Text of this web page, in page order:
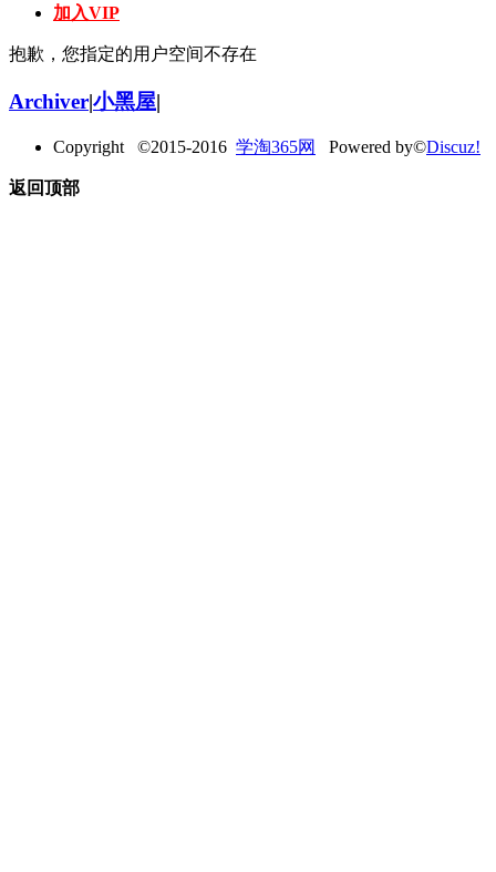
加入VIP
抱歉，您指定的用户空间不存在
Archiver|小黑屋|
Copyright ©2015-2016 学淘365网 Powered by©Discuz!
返回顶部